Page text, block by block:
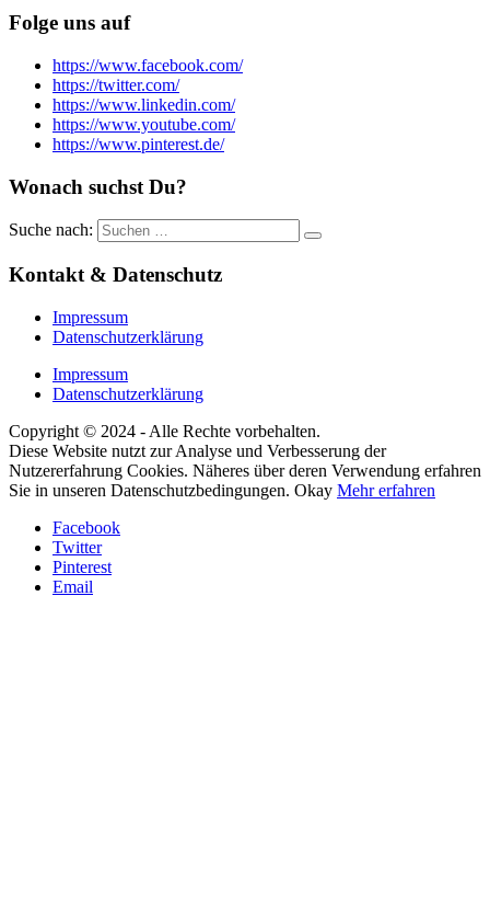
Folge uns auf
https://www.facebook.com/
https://twitter.com/
https://www.linkedin.com/
https://www.youtube.com/
https://www.pinterest.de/
Wonach suchst Du?
Suche nach:
Kontakt & Datenschutz
Impressum
Datenschutzerklärung
Impressum
Datenschutzerklärung
Copyright © 2024 - Alle Rechte vorbehalten.
Diese Website nutzt zur Analyse und Verbesserung der
Nutzererfahrung Cookies. Näheres über deren Verwendung erfahren
Sie in unseren Datenschutzbedingungen. Okay Mehr erfahren
Facebook
Twitter
Pinterest
Email